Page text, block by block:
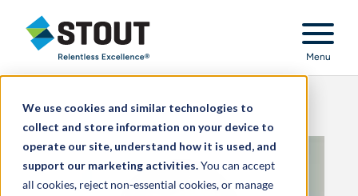
We use cookies and similar technologies to
collect and store information on your device to
operate our site, understand how it is used, and
support our marketing activities.You can accept
all cookies, reject non-essential cookies, or manage
Stout Relentless Excellence
Menu